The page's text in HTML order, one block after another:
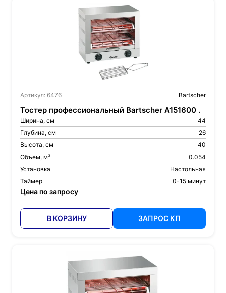
Артикул: 6476 Bartscher
Тостер профессиональный Bartscher A151600 .
Ширина, см
44
Глубина, см
26
Высота, см
40
Объем, м³
0.054
Установка
Настольная
Таймер
0-15 минут
Цена по запросу
В КОРЗИНУ ЗАПРОС КП